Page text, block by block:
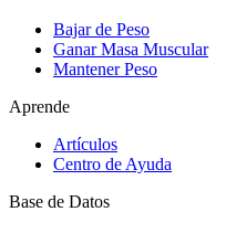
Bajar de Peso
Ganar Masa Muscular
Mantener Peso
Aprende
Artículos
Centro de Ayuda
Base de Datos